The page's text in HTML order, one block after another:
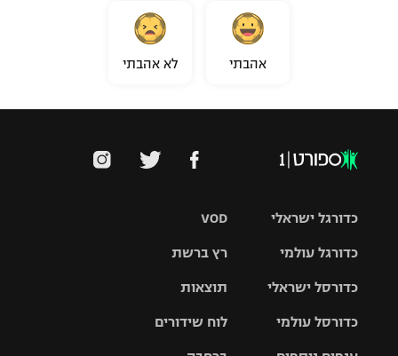
אהבתי לא אהבתי
VOD
רץ ברשת
תוצאות
לוח שידורים
כדורגל ישראלי
גביע הטוטו
כדורגל עולמי
האלופות
כדורסל ישראלי
סל
כדורסל עולמי